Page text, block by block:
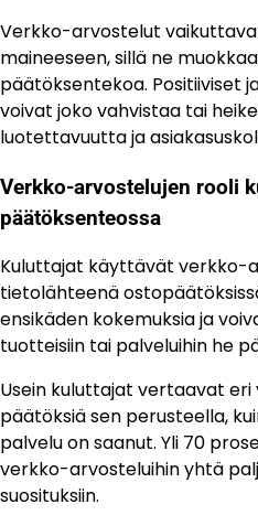
Verkko-arvostelut
maineeseen, sillä ne
päätöksentekoa. Positiiviset
voivat joko vahvistaa tai
luotettavuutta ja
Verkko-arvostelujen rooli
päätöksenteossa
Kuluttajat käyttävät verkko-
tietolähteenä
ensikäden kokemuksia ja
tuotteisiin tai palveluihin he
Usein kuluttajat vertaavat
päätöksiä sen perusteella,
palvelu on saanut. Yli 70
verkko-arvosteluihin yhtä
suosituksiin.